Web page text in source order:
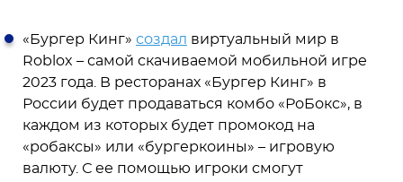
«Бургер Кинг» создал виртуальный мир в
Roblox – самой скачиваемой мобильной игре
2023 года. В ресторанах «Бургер Кинг» в
России будет продаваться комбо «РоБокс», в
каждом из которых будет промокод на
«робаксы» или «бургеркоины» – игровую
валюту. С ее помощью игроки смогут